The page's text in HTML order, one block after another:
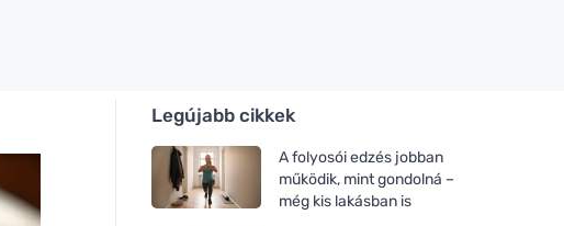
Legújabb cikkek
A folyosói edzés jobban
működik, mint gondolná –
még kis lakásban is